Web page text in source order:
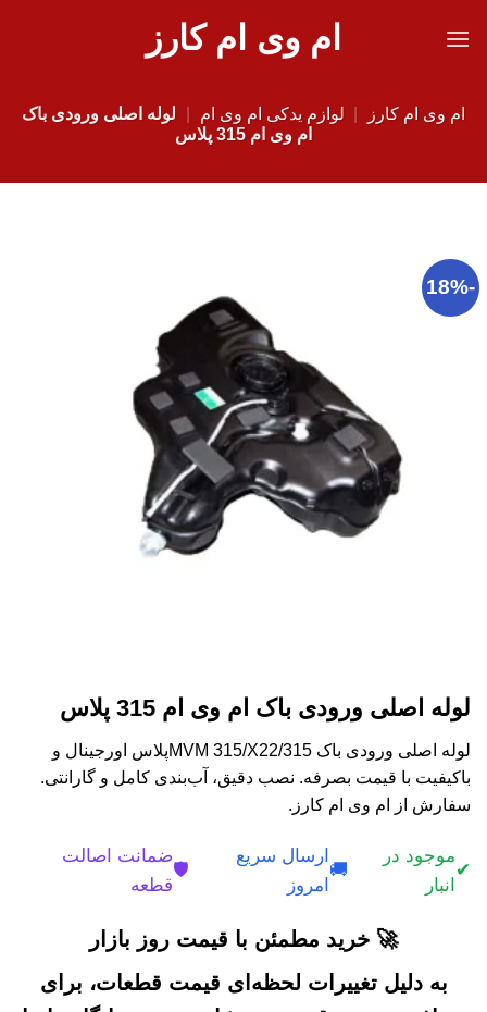
ام وی ام کارز
ام وی ام کارز لوازم یدکی ام وی ام
لوله اصلی ورودی باک
ام وی ام 315 پلاس
-18%
لوله اصلی ورودی باک ام وی ام 315 پلاس
لوله اصلی ورودی باک MVM 315/X22/315پلاس اورجینال و
باکیفیت با قیمت بصرفه. نصب دقیق، آب‌بندی کامل و گارانتی.
سفارش از ام وی ام کارز.
✔
موجود در
انبار
🚚
ارسال سریع
امروز
🛡️
ضمانت اصالت
قطعه
🚀 خرید مطمئن با قیمت روز بازار
به دلیل تغییرات لحظه‌ای قیمت قطعات، برای